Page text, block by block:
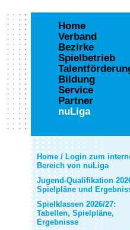
Home
Verband
Bezirke
Spielbetrieb
Bildung
Service
Partner
nuLiga
Home / Login zum
Bereich von nuLiga
Jugend-Qualifikation
Spielpläne und
Spielklassen 2026/27:
Tabellen, Spielpläne,
Ergebnisse